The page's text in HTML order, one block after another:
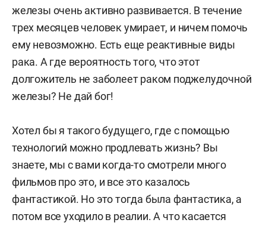
железы очень активно развивается. В течение
трех месяцев человек умирает, и ничем помочь
ему невозможно. Есть еще реактивные виды
рака. А где вероятность того, что этот
долгожитель не заболеет раком поджелудочной
железы? Не дай бог!
Хотел бы я такого будущего, где с помощью
технологий можно продлевать жизнь? Вы
знаете, мы с вами когда-то смотрели много
фильмов про это, и все это казалось
фантастикой. Но это тогда была фантастика, а
потом все уходило в реалии. А что касается